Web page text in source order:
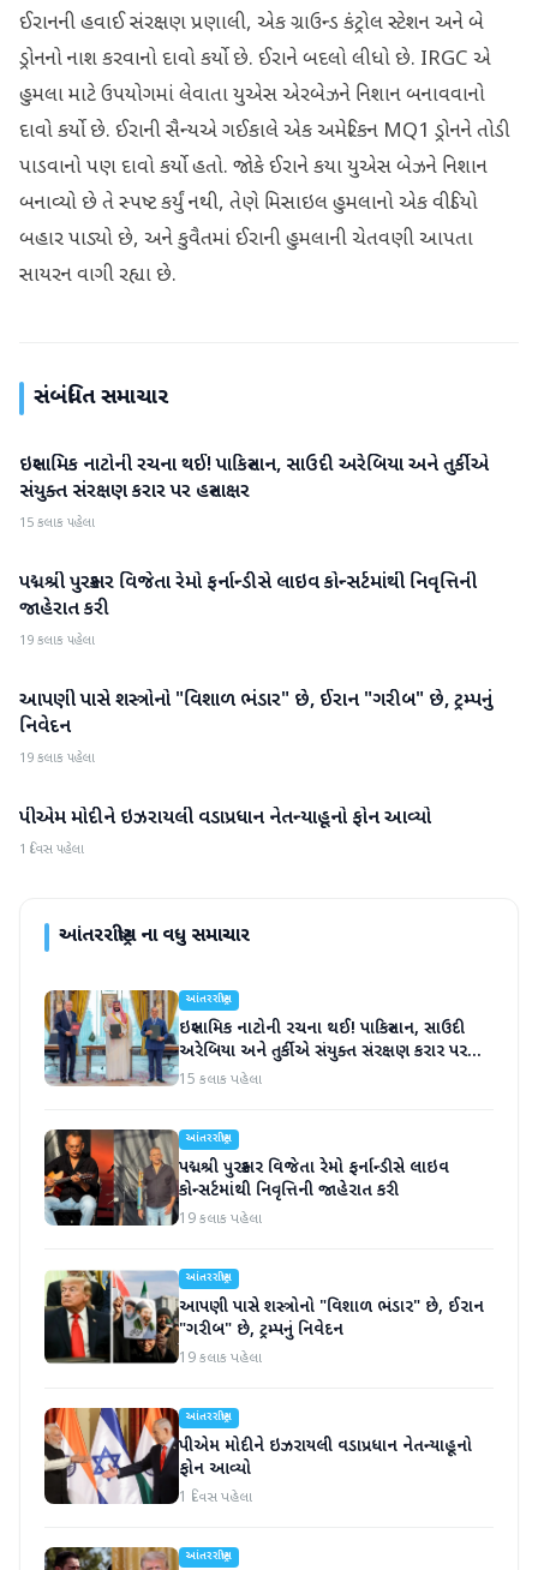
ઈરાનની હવાઈ સંરક્ષણ પ્રણાલી, એક ગ્રાઉન્ડ કંટ્રોલ સ્ટેશન અને બે
ડ્રોનનો નાશ કરવાનો દાવો કર્યો છે. ઈરાને બદલો લીધો છે. IRGC એ
હુમલા માટે ઉપયોગમાં લેવાતા યુએસ એરબેઝને નિશાન બનાવવાનો
દાવો કર્યો છે. ઈરાની સૈન્યએ ગઈકાલે એક અમેરિકન MQ1 ડ્રોનને તોડી
પાડવાનો પણ દાવો કર્યો હતો. જોકે ઈરાને કયા યુએસ બેઝને નિશાન
બનાવ્યો છે તે સ્પષ્ટ કર્યું નથી, તેણે મિસાઇલ હુમલાનો એક વીડિયો
બહાર પાડ્યો છે, અને કુવૈતમાં ઈરાની હુમલાની ચેતવણી આપતા
સાયરન વાગી રહ્યા છે.
સંબંધિત સમાચાર
આંતરરાષ્ટ્રીય
ઇસ્લામિક નાટોની રચના થઈ! પાકિસ્તાન, સાઉદી અરેબિયા અને તુર્કીએ
સંયુક્ત સંરક્ષણ કરાર પર હસ્તાક્ષર
15 કલાક પહેલા
આંતરરાષ્ટ્રીય
પદ્મશ્રી પુરસ્કાર વિજેતા રેમો ફર્નાન્ડીસે લાઇવ કોન્સર્ટમાંથી નિવૃત્તિની
જાહેરાત કરી
19 કલાક પહેલા
આંતરરાષ્ટ્રીય
આપણી પાસે શસ્ત્રોનો "વિશાળ ભંડાર" છે, ઈરાન "ગરીબ" છે, ટ્રમ્પનું
નિવેદન
19 કલાક પહેલા
આંતરરાષ્ટ્રીય
પીએમ મોદીને ઇઝરાયલી વડાપ્રધાન નેતન્યાહૂનો ફોન આવ્યો
1 દિવસ પહેલા
આંતરરાષ્ટ્રીયના વધુ સમાચાર
આંતરરાષ્ટ્રીય
ઇસ્લામિક નાટોની રચના થઈ! પાકિસ્તાન, સાઉદી
અરેબિયા અને તુર્કીએ સંયુક્ત સંરક્ષણ કરાર પર
હસ્તાક્ષર
15 કલાક પહેલા
આંતરરાષ્ટ્રીય
પદ્મશ્રી પુરસ્કાર વિજેતા રેમો ફર્નાન્ડીસે લાઇવ
કોન્સર્ટમાંથી નિવૃત્તિની જાહેરાત કરી
19 કલાક પહેલા
આંતરરાષ્ટ્રીય
આપણી પાસે શસ્ત્રોનો "વિશાળ ભંડાર" છે, ઈરાન
"ગરીબ" છે, ટ્રમ્પનું નિવેદન
19 કલાક પહેલા
આંતરરાષ્ટ્રીય
પીએમ મોદીને ઇઝરાયલી વડાપ્રધાન નેતન્યાહૂનો
ફોન આવ્યો
1 દિવસ પહેલા
આંતરરાષ્ટ્રીય